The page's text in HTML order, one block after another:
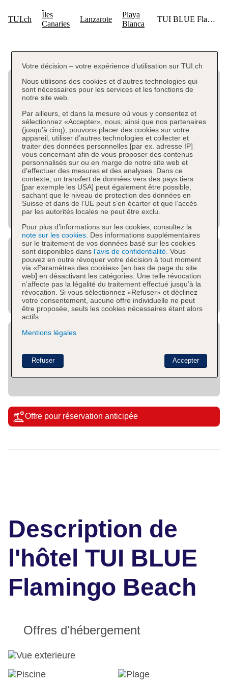
Offre pour réservation anticipée
Description de
l'hôtel TUI BLUE
Flamingo Beach
Offres d'hébergement
Votre décision – votre expérience d’utilisation sur TUI.ch
Nous utilisons des cookies et d’autres technologies qui
sont nécessaires pour les services et les fonctions de
notre site web.
Par ailleurs, et dans la mesure où vous y consentez et
sélectionnez «Accepter», nous, ainsi que nos partenaires
(jusqu’à cinq), pouvons placer des cookies sur votre
appareil, utiliser d’autres technologies et collecter et
traiter des données personnelles [par ex. adresse IP]
vous concernant afin de vous proposer des contenus
personnalisés sur ou en marge de notre site web et
d’effectuer des mesures et des analyses. Dans ce
contexte, un transfert de données vers des pays tiers
[par exemple les USA] peut également être possible,
sachant que le niveau de protection des données en
Suisse et dans de l’UE peut s’en écarter et que l’accès
par les autorités locales ne peut être exclu.
Pour plus d’informations sur les cookies, consultez la
note sur les cookies. Des informations supplémentaires
sur le traitement de vos données basé sur les cookies
sont disponibles dans l’avis de confidentialité. Vous
pouvez en outre révoquer votre décision à tout moment
via «Paramètres des cookies» [en bas de page du site
web] en désactivant les catégories. Une telle révocation
n’affecte pas la légalité du traitement effectué jusqu’à la
révocation. Si vous sélectionnez «Refuser» et déclinez
votre consentement, aucune offre individuelle ne peut
être proposée, seuls les cookies nécessaires étant alors
actifs.
Mentions légales
Accepter
Refuser